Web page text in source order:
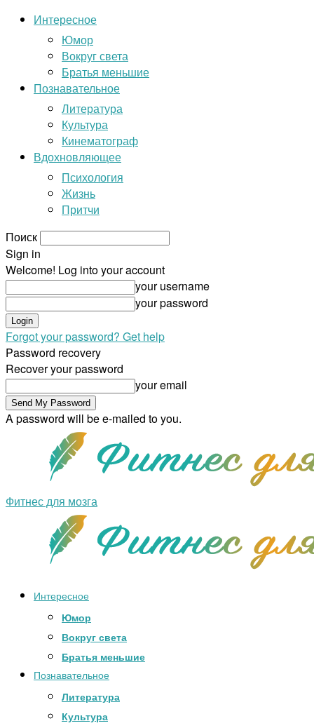
Интересное
Юмор
Вокруг света
Братья меньшие
Познавательное
Литература
Культура
Кинематограф
Вдохновляющее
Психология
Жизнь
Притчи
Поиск
Sign in
Welcome! Log into your account
your username
your password
Forgot your password? Get help
Password recovery
Recover your password
your email
A password will be e-mailed to you.
Фитнес для мозга
Интересное
Юмор
Вокруг света
Братья меньшие
Познавательное
Литература
Культура